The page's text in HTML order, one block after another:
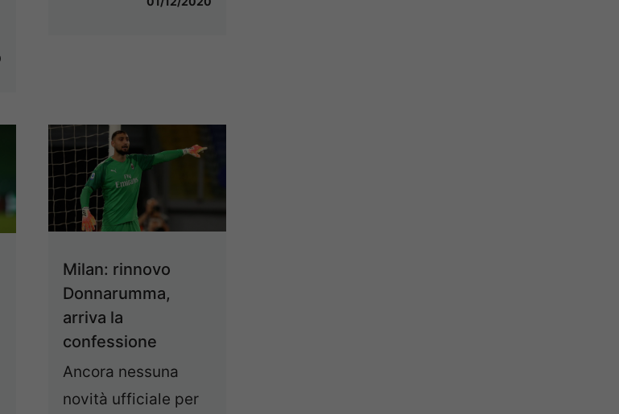
Milan: rinnovo
Donnarumma,
arriva la
confessione
Ancora nessuna
novità ufficiale per